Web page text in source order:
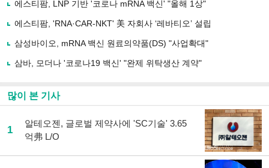
유
기
에스티팜, LNP 기반 '코로나 mRNA 백신' "올해 1상"
에스티팜, 'RNA·CAR-NKT' 美 자회사 ‘레바티오’ 설립
삼성바이오, mRNA 백신 원료의약품(DS) "사업확대"
삼바, 모더나 '코로나19 백신' "완제 위탁생산 계약"
많이 본 기사
1
알테오젠, 글로벌 제약사에 'SC기술' 3.65
억弗 L/O